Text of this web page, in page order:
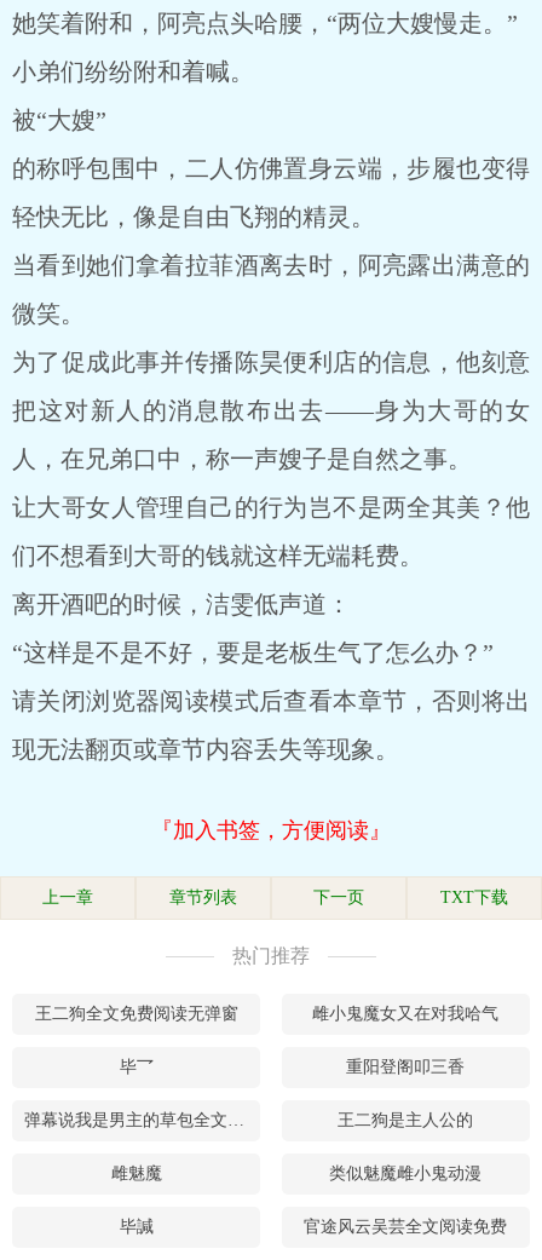
她笑着附和，阿亮点头哈腰，“两位大嫂慢走。”
小弟们纷纷附和着喊。
被“大嫂”
的称呼包围中，二人仿佛置身云端，步履也变得
轻快无比，像是自由飞翔的精灵。
当看到她们拿着拉菲酒离去时，阿亮露出满意的
微笑。
为了促成此事并传播陈昊便利店的信息，他刻意
把这对新人的消息散布出去——身为大哥的女
人，在兄弟口中，称一声嫂子是自然之事。
让大哥女人管理自己的行为岂不是两全其美？他
们不想看到大哥的钱就这样无端耗费。
离开酒吧的时候，洁雯低声道：
“这样是不是不好，要是老板生气了怎么办？”
请关闭浏览器阅读模式后查看本章节，否则将出
现无法翻页或章节内容丢失等现象。
『加入书签，方便阅读』
上一章 章节列表 下一页 TXT下载
热门推荐
王二狗全文免费阅读无弹窗 雌小鬼魔女又在对我哈气
毕乛 重阳登阁叩三香
弹幕说我是男主的草包全文免费阅读 王二狗是主人公的
雌魅魔 类似魅魔雌小鬼动漫
毕諴 官途风云吴芸全文阅读免费